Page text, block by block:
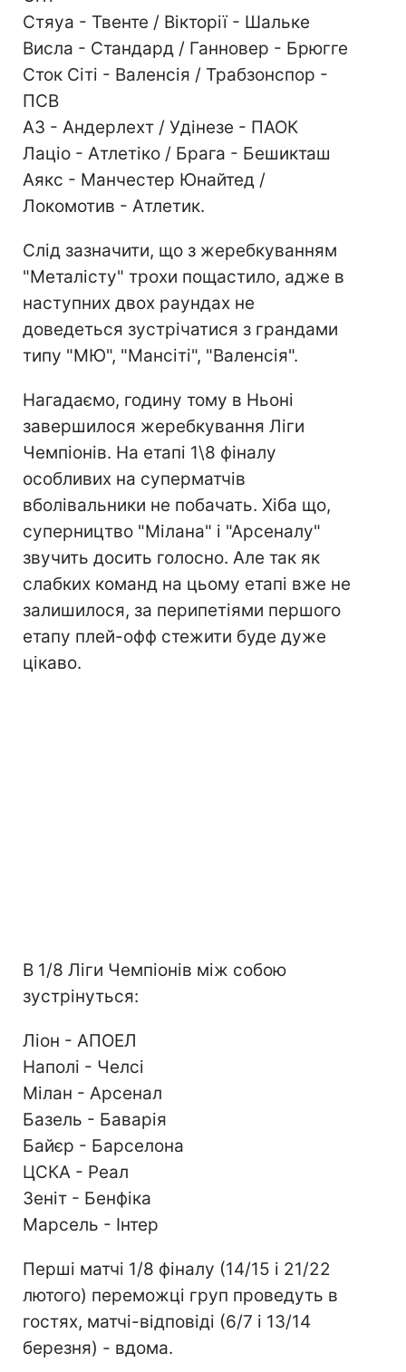
Стяуа - Твенте / Вікторії - Шальке
Висла - Стандард / Ганновер - Брюгге
Сток Сіті - Валенсія / Трабзонспор -
ПСВ
АЗ - Андерлехт / Удінезе - ПАОК
Лаціо - Атлетіко / Брага - Бешикташ
Аякс - Манчестер Юнайтед /
Локомотив - Атлетик.
Слід зазначити, що з жеребкуванням
"Металісту" трохи пощастило, адже в
наступних двох раундах не
доведеться зустрічатися з грандами
типу "МЮ", "Мансіті", "Валенсія".
Нагадаємо, годину тому в Ньоні
завершилося жеребкування Ліги
Чемпіонів. На етапі 1\8 фіналу
особливих на суперматчів
вболівальники не побачать. Хіба що,
суперництво "Мілана" і "Арсеналу"
звучить досить голосно. Але так як
слабких команд на цьому етапі вже не
залишилося, за перипетіями першого
етапу плей-офф стежити буде дуже
цікаво.
В 1/8 Ліги Чемпіонів між собою
зустрінуться:
Ліон - АПОЕЛ
Наполі - Челсі
Мілан - Арсенал
Базель - Баварія
Байєр - Барселона
ЦСКА - Реал
Зеніт - Бенфіка
Марсель - Інтер
Перші матчі 1/8 фіналу (14/15 і 21/22
лютого) переможці груп проведуть в
гостях, матчі-відповіді (6/7 і 13/14
березня) - вдома.